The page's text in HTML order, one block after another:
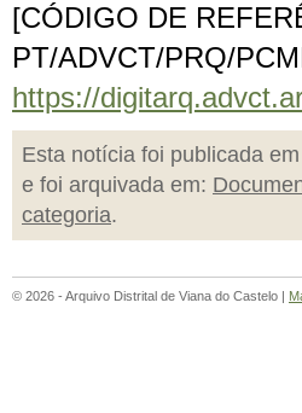
[CÓDIGO DE
PT/ADVCT/PRQ/
https://
Esta notícia foi publicada
e foi arquivada em:
categoria.
© 2026 - Arquivo Distrital de Viana do Castelo |